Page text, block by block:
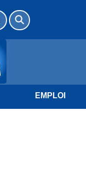
EMPLOI